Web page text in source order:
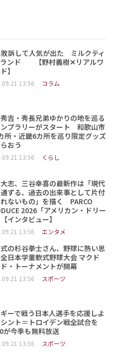
敗訴して人気が出た ミルクティ
ランド 【野村義樹✕リアルワ
】
13:56 コラム
吉・秀長兄弟ゆかりの地を巡る
プラリーがスタート 和歌山市
所・近畿6カ所を巡り限定グッズ
おう
13:56 くらし
志、三谷幸喜の最新作は「現代
ずる、過去の出来事として片付
ないもの」を描く PARCO
2026「アメリカン・ドリー
インタビュー】
13:56 エンタメ
の杉谷拳士さん、野球に熱い思
日本学童軟式野球大会 マクド
・トーナメントが開幕
13:56 スポーツ
ーで戦う日本人選手を応援しよ
ント＝トロイデン戦全試合を
が今季も無料放送
13:56 スポーツ